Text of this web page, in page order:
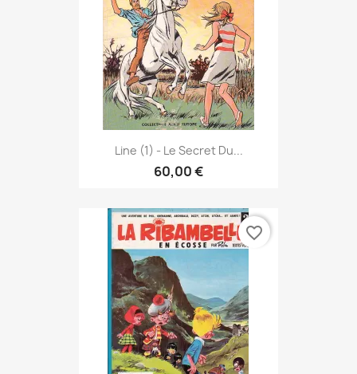
Line (1) - Le Secret Du...
60,00 €
favorite_border